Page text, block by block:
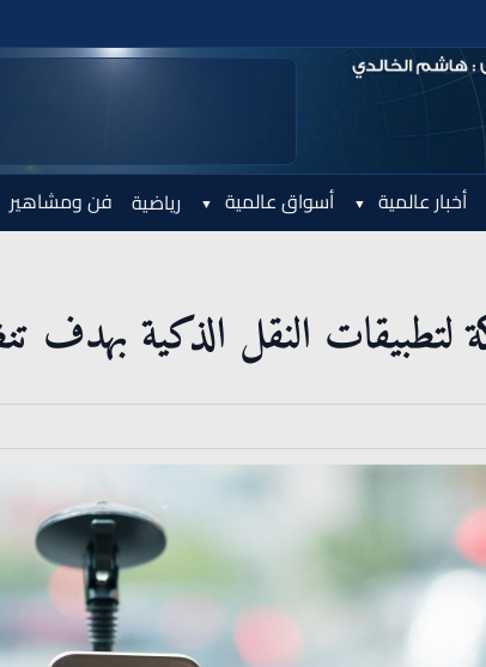
أخبار عالمية أسواق عالمية رياضية فن ومشاهير